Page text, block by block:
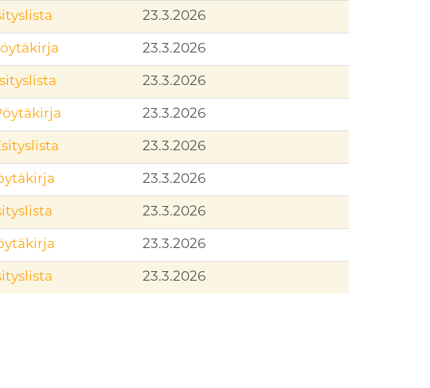
23.3.2026
23.3.2026
23.3.2026
23.3.2026
23.3.2026
23.3.2026
23.3.2026
23.3.2026
23.3.2026